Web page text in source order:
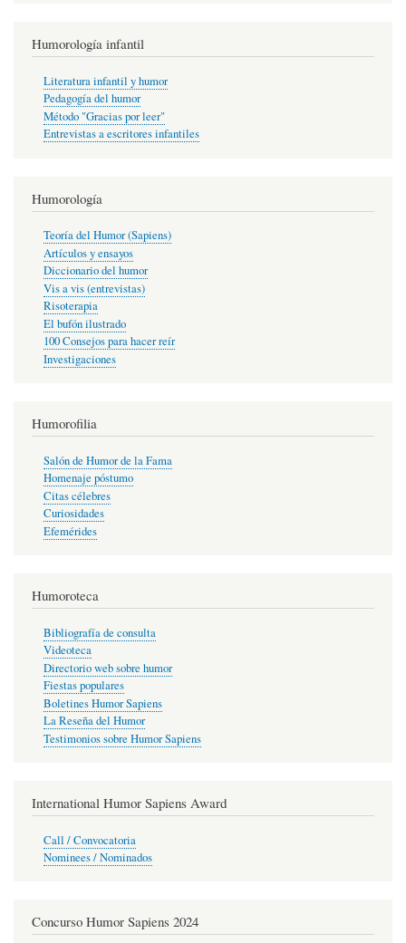
Humorología infantil
Literatura infantil y humor
Pedagogía del humor
Método "Gracias por leer"
Entrevistas a escritores infantiles
Humorología
Teoría del Humor (Sapiens)
Artículos y ensayos
Diccionario del humor
Vis a vis (entrevistas)
Risoterapia
El bufón ilustrado
100 Consejos para hacer reír
Investigaciones
Humorofilia
Salón de Humor de la Fama
Homenaje póstumo
Citas célebres
Curiosidades
Efemérides
Humoroteca
Bibliografía de consulta
Videoteca
Directorio web sobre humor
Fiestas populares
Boletines Humor Sapiens
La Reseña del Humor
Testimonios sobre Humor Sapiens
International Humor Sapiens Award
Call / Convocatoria
Nominees / Nominados
Concurso Humor Sapiens 2024